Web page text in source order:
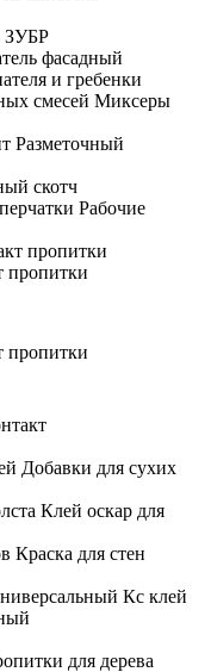
ЗУБР
фасадный
и гребенки
Миксеры
Разметочный
скотч
Рабочие
пропитки
пропитки
Добавки для сухих
Клей оскар для
Краска для стен
Кс клей
для дерева